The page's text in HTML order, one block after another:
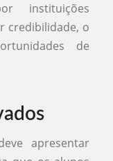
instituições
credibilidade, o
de
apresentar